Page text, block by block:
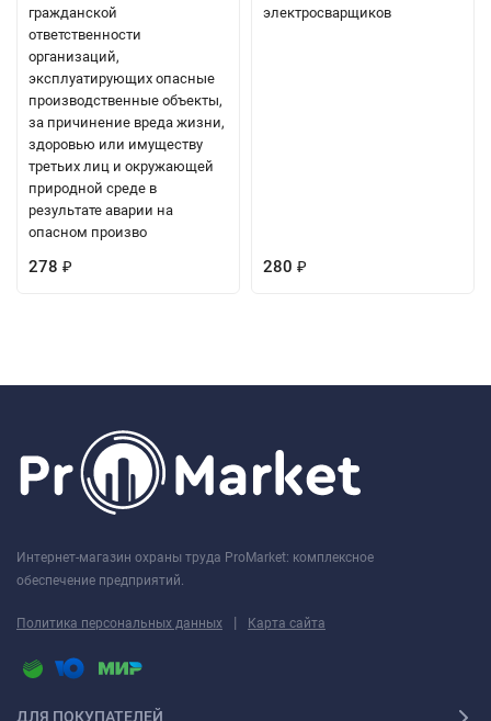
гражданской
ответственности
организаций,
эксплуатирующих опасные
производственные объекты,
за причинение вреда жизни,
здоровью или имуществу
третьих лиц и окружающей
природной среде в
результате аварии на
опасном произво
278 ₽
электросварщиков
280 ₽
Интернет-магазин охраны труда ProMarket: комплексное
обеспечение предприятий.
Политика персональных данных | Карта сайта
ДЛЯ ПОКУПАТЕЛЕЙ